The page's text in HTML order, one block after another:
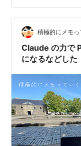
ダム表示 おわり
トカレンダーとい
リスマスっぽいこ
かわかみです。
積極的にメモ
Claude の力で
になるなどした